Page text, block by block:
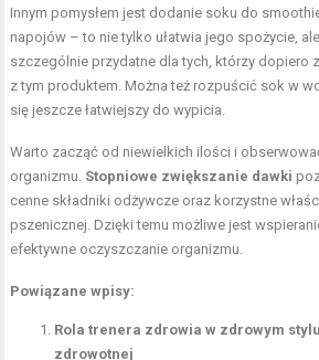
Innym pomysłem jest dodanie soku do
napojów – to nie tylko ułatwia jego spożycie,
szczególnie przydatne dla tych, którzy dopiero
z tym produktem. Można też rozpuścić sok w
się jeszcze łatwiejszy do wypicia.
Warto zacząć od niewielkich ilości i
organizmu. Stopniowe zwiększanie dawki
cenne składniki odżywcze oraz korzystne
pszenicznej. Dzięki temu możliwe jest
efektywne oczyszczanie organizmu.
Powiązane wpisy:
Rola trenera zdrowia w zdrowym
zdrowotnej